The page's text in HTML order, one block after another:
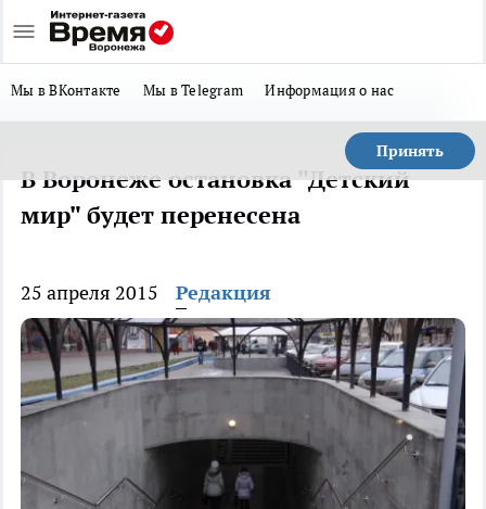
Мы в ВКонтакте Мы в Telegram Информация о нас
Принять
В Воронеже остановка "Детский
мир" будет перенесена
25 апреля 2015 Редакция